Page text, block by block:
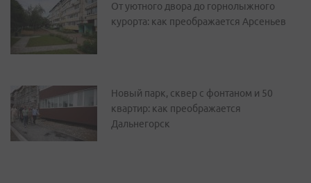
От уютного двора до горнолыжного
курорта: как преображается Арсеньев
Новый парк, сквер с фонтаном и 50
квартир: как преображается
Дальнегорск